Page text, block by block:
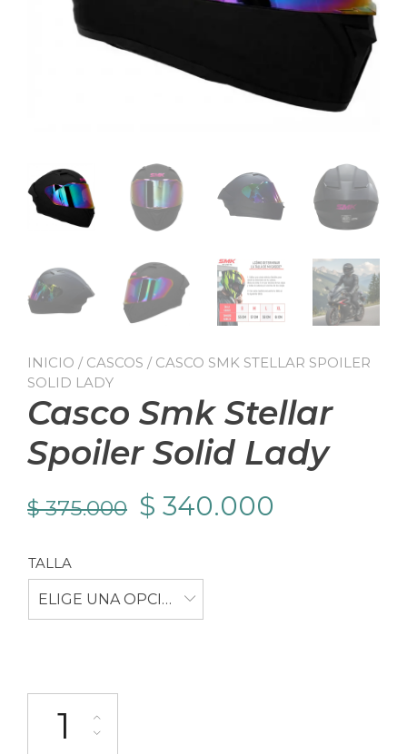
INICIO / CASCOS / CASCO SMK STELLAR SPOILER
SOLID LADY
Casco Smk Stellar
Spoiler Solid Lady
$375.000 El
original
era:
$ 340.000
TALLA
ELIGE UNA OPCIÓN